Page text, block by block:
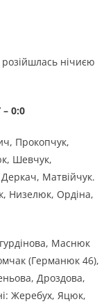
розійшлась нічиєю
0:0
Прокопчук,
Шевчук,
Матвійчук.
Низелюк, Ордіна,
Маснюк
(Германюк 46),
Дроздова,
Жеребух, Яцюк,